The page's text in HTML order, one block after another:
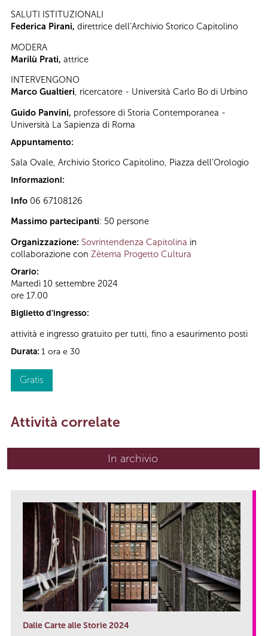
SALUTI ISTITUZIONALI
Federica Pirani, direttrice dell’Archivio Storico Capitolino
MODERA
Marilù Prati, attrice
INTERVENGONO
Marco Gualtieri, ricercatore - Università Carlo Bo di Urbino
Guido Panvini, professore di Storia Contemporanea -
Università La Sapienza di Roma
Appuntamento:
Sala Ovale, Archivio Storico Capitolino, Piazza dell’Orologio
Informazioni:
Info 06 67108126
Massimo partecipanti: 50 persone
Organizzazione: Sovrintendenza Capitolina in
collaborazione con Zètema Progetto Cultura
Orario:
Martedì 10 settembre 2024
ore 17.00
Biglietto d'ingresso:
attività e ingresso gratuito per tutti, fino a esaurimento posti
Durata: 1 ora e 30
Gratis
Attività correlate
In archivio
Dalle Carte alle Storie 2024